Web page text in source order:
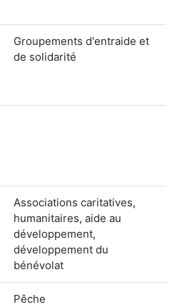
Groupements d'entraide et
de solidarité
Associations caritatives,
humanitaires, aide au
développement,
développement du
bénévolat
Pêche